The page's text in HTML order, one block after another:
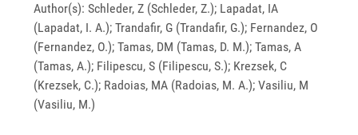
Author(s): Schleder, Z (Schleder, Z.); Lapadat, IA
(Lapadat, I. A.); Trandafir, G (Trandafir, G.); Fernandez, O
(Fernandez, O.); Tamas, DM (Tamas, D. M.); Tamas, A
(Tamas, A.); Filipescu, S (Filipescu, S.); Krezsek, C
(Krezsek, C.); Radoias, MA (Radoias, M. A.); Vasiliu, M
(Vasiliu, M.)